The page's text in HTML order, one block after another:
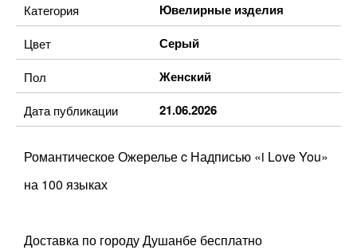
Категория Ювелирные изделия
Цвет Серый
Пол Женский
Дата публикации 21.06.2026
Романтическое Ожерелье c Надписью «i Love You»
на 100 языках
Доставка по городу Душанбе бесплатно